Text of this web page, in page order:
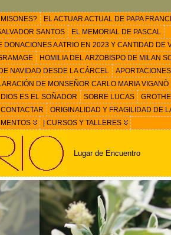
EL ACTUAR ACTUAL DE PAPA
SANTOS
EL MEMORIAL DE PASCAL
DONACIONES A ATRIO EN 2023 Y CANTIDAD
HOMILIA DEL ARZOBISPO DE MILAN
NAVIDAD DESDE LA CÁRCEL
DE MONSEÑOR CARLO MARIA VIGANÒ
DIOS ES EL SOÑADOR SOBRE LUCAS
| CONTACTAR
ORIGINALIDAD Y FRAGILIDAD DE
| CURSOS Y TALLERES
Lugar de Encuentro